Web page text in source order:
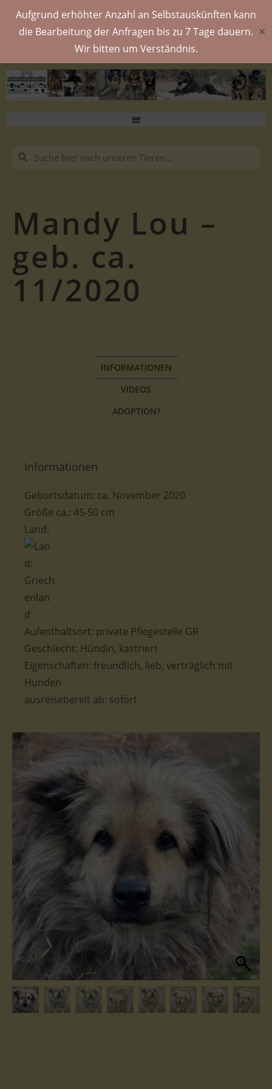
Aufgrund erhöhter Anzahl an Selbstauskünften kann
die Bearbeitung der Anfragen bis zu 7 Tage dauern.
Wir bitten um Verständnis.
✕
Mandy Lou –
geb. ca.
11/2020
INFORMATIONEN
VIDEOS
ADOPTION?
Informationen
Geburtsdatum: ca. November 2020
Größe ca.: 45-50 cm
Land:
Aufenthaltsort: private Pflegestelle GR
Geschlecht: Hündin, kastriert
Eigenschaften: freundlich, lieb, verträglich mit
Hunden
ausreisebereit ab: sofort